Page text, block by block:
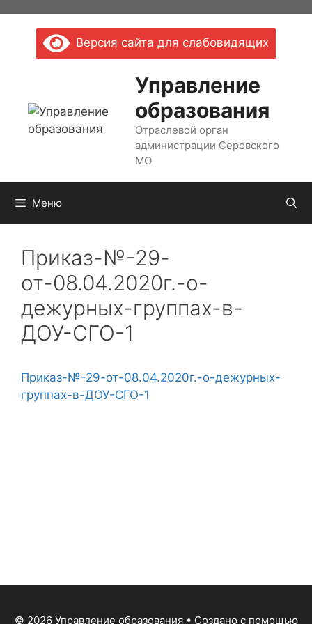
содержимомуВерсия сайта для слабовидящих
Управление
образования
Отраслевой орган
администрации Серовского
МО
Меню
Приказ-№-29-
от-08.04.2020г.-о-
дежурных-группах-в-
ДОУ-СГО-1
Приказ-№-29-от-08.04.2020г.-о-дежурных-
группах-в-ДОУ-СГО-1
© 2026 Управление образования• Создано с помощью